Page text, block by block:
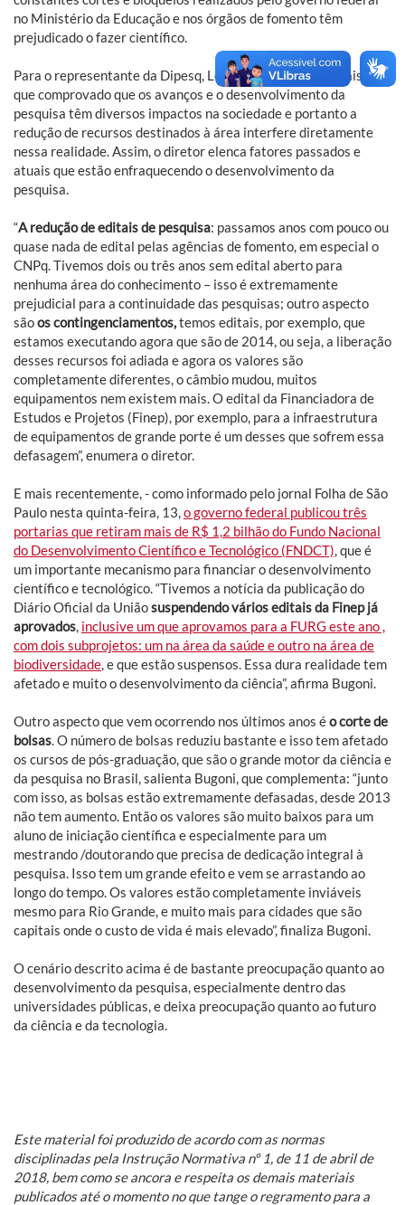
no Ministério da Educação e nos órgãos de fomento têm
prejudicado o fazer científico.
Para o representante da Dipesq, Leandro Bugoni, está mais do
que comprovado que os avanços e o desenvolvimento da
pesquisa têm diversos impactos na sociedade e portanto a
redução de recursos destinados à área interfere diretamente
nessa realidade. Assim, o diretor elenca fatores passados e
atuais que estão enfraquecendo o desenvolvimento da
pesquisa.
“A redução de editais de pesquisa: passamos anos com pouco ou
quase nada de edital pelas agências de fomento, em especial o
CNPq. Tivemos dois ou três anos sem edital aberto para
nenhuma área do conhecimento – isso é extremamente
prejudicial para a continuidade das pesquisas; outro aspecto
sãoos contingenciamentos,temos editais, por exemplo, que
estamos executando agora que são de 2014, ou seja, a liberação
desses recursos foi adiada e agora os valores são
completamente diferentes, o câmbio mudou, muitos
equipamentos nem existem mais. O edital da Financiadora de
Estudos e Projetos (Finep), por exemplo, para a infraestrutura
de equipamentos de grande porte é um desses que sofrem essa
defasagem”, enumera o diretor.
E mais recentemente, - como informado pelo jornal Folha de São
Paulo nesta quinta-feira, 13,o governo federal publicou três
portarias que retiram mais de R$ 1,2 bilhão do Fundo Nacional
do Desenvolvimento Científico e Tecnológico (FNDCT), que é
um importante mecanismo para financiar o desenvolvimento
científico e tecnológico. “Tivemos a notícia da publicação do
Diário Oficial da Uniãosuspendendo vários editais da Finep já
aprovados, inclusive um que aprovamos para a FURG este ano ,
com dois subprojetos: um na área da saúde e outro na área de
biodiversidade, e que estão suspensos. Essa dura realidade tem
afetado e muito o desenvolvimento da ciência”, afirma Bugoni.
Outro aspecto que vem ocorrendo nos últimos anos éo corte de
bolsas. O número de bolsas reduziu bastante e isso tem afetado
os cursos de pós-graduação, que são o grande motor da ciência e
da pesquisa no Brasil, salienta Bugoni, que complementa: “junto
com isso, as bolsas estão extremamente defasadas, desde 2013
não tem aumento. Então os valores são muito baixos para um
aluno de iniciação científica e especialmente para um
mestrando /doutorando que precisa de dedicação integral à
pesquisa. Isso tem um grande efeito e vem se arrastando ao
longo do tempo. Os valores estão completamente inviáveis
mesmo para Rio Grande, e muito mais para cidades que são
capitais onde o custo de vida é mais elevado”, finaliza Bugoni.
O cenário descrito acima é de bastante preocupação quanto ao
desenvolvimento da pesquisa, especialmente dentro das
universidades públicas, e deixa preocupação quanto ao futuro
da ciência e da tecnologia.
Este material foi produzido de acordo com as normas
disciplinadas pela Instrução Normativa nº 1, de 11 de abril de
2018, bem como se ancora e respeita os demais materiais
publicados até o momento no que tange o regramento para a